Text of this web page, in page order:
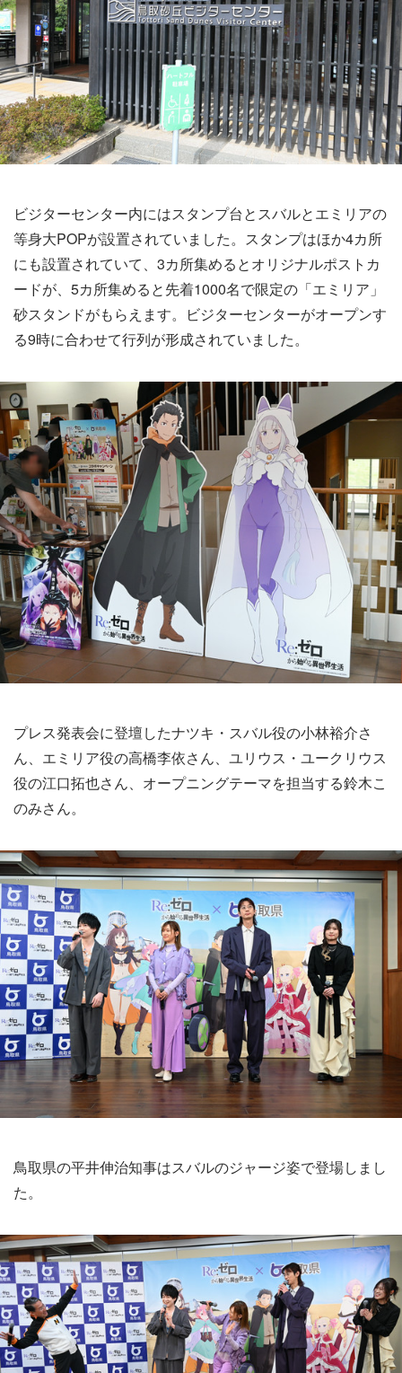
ビジターセンター内にはスタンプ台とスバルとエミリアの
等身大POPが設置されていました。スタンプはほか4カ所
にも設置されていて、3カ所集めるとオリジナルポストカ
ードが、5カ所集めると先着1000名で限定の「エミリア」
砂スタンドがもらえます。ビジターセンターがオープンす
る9時に合わせて行列が形成されていました。
プレス発表会に登壇したナツキ・スバル役の小林裕介さ
ん、エミリア役の高橋李依さん、ユリウス・ユークリウス
役の江口拓也さん、オープニングテーマを担当する鈴木こ
のみさん。
鳥取県の平井伸治知事はスバルのジャージ姿で登場しまし
た。